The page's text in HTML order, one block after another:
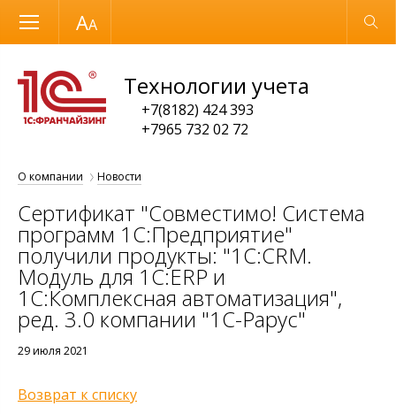
Размер шрифта Обычная версия
Технологии учета
+7(8182) 424 393
+7965 732 02 72
О компании Новости
Сертификат "Совместимо! Система
программ 1С:Предприятие"
получили продукты: "1С:CRM.
Модуль для 1С:ERP и
1С:Комплексная автоматизация",
ред. 3.0 компании "1C-Рарус"
29 июля 2021
Возврат к списку